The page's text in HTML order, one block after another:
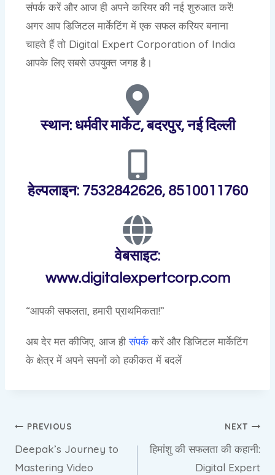
संपर्क करें और आज ही अपने करियर की नई शुरुआत करें!
अगर आप डिजिटल मार्केटिंग में एक सफल करियर बनाना
चाहते हैं तो Digital Expert Corporation of India
आपके लिए सबसे उपयुक्त जगह है।
स्थान: धर्मवीर मार्केट, बदरपुर, नई दिल्ली
हेल्पलाइन: 7532842626, 8510011760
वेबसाइट:
www.digitalexpertcorp.com
“आपकी सफलता, हमारी प्राथमिकता!”
अब देर मत कीजिए, आज हीसंपर्क करें और डिजिटल मार्केटिंग
के क्षेत्र में अपने सपनों को हकीकत में बदलें
PREVIOUS
Deepak’s Journey to
Mastering Video
NEXT
हिमांशु की सफलता की कहानी:
Digital Expert